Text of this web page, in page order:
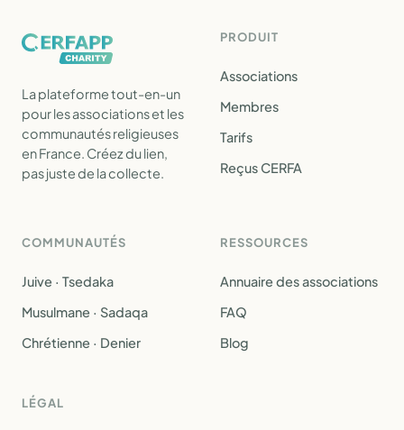
La plateforme tout-en-un
pour les associations et les
communautés religieuses
en France. Créez du lien,
pas juste de la collecte.
PRODUIT
Associations
Membres
Tarifs
Reçus CERFA
COMMUNAUTÉS
Juive · Tsedaka
Musulmane · Sadaqa
Chrétienne · Denier
RESSOURCES
Annuaire des associations
FAQ
Blog
LÉGAL